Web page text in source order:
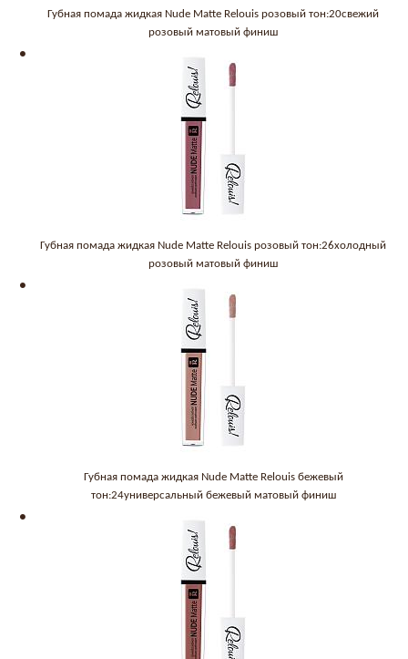
Губная помада жидкая Nude Matte Relouis розовый тон:20свежий
розовый матовый финиш
Губная помада жидкая Nude Matte Relouis розовый тон:26холодный
розовый матовый финиш
Губная помада жидкая Nude Matte Relouis бежевый
тон:24универсальный бежевый матовый финиш